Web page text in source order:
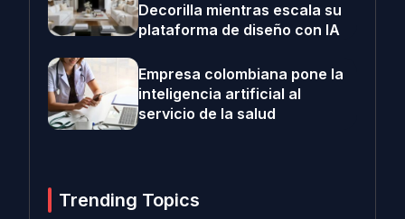
Decorilla mientras escala su
plataforma de diseño con IA
Empresa colombiana pone la
inteligencia artificial al
servicio de la salud
Trending Topics